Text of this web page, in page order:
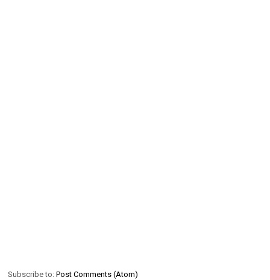
Subscribe to:Post Comments (Atom)